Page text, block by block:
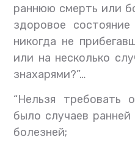
раннюю смерть или
здоровое
никогда не
или на несколько
знахарями?”…
“Нельзя требовать
было случаев
болезней;